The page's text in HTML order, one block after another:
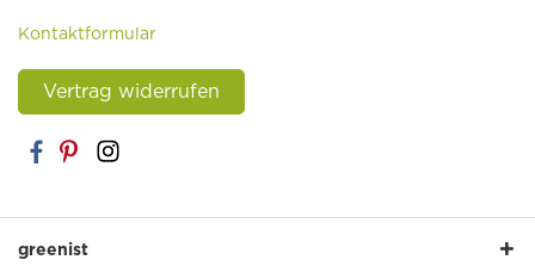
Kontaktformular
Vertrag widerrufen
greenist